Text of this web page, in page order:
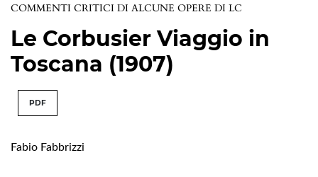
COMMENTI CRITICI DI ALCUNE OPERE DI LC
Le Corbusier Viaggio in
Toscana (1907)
PDF
Fabio Fabbrizzi